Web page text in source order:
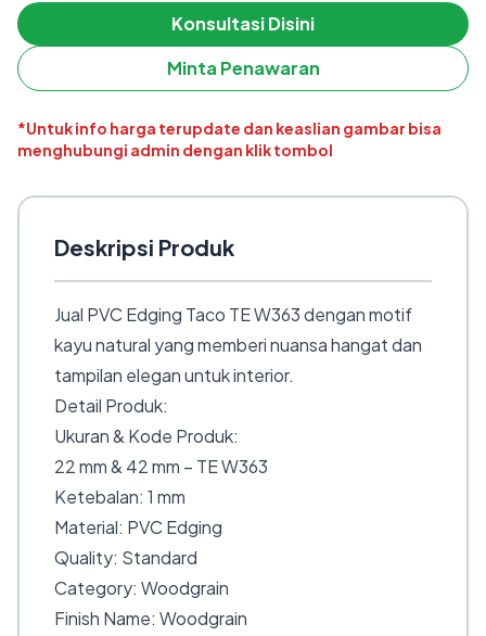
Konsultasi Disini
Minta Penawaran
*Untuk info harga terupdate dan keaslian gambar bisa
menghubungi admin dengan klik tombol
Deskripsi Produk
Jual PVC Edging Taco TE W363 dengan motif
kayu natural yang memberi nuansa hangat dan
tampilan elegan untuk interior.
Detail Produk:
Ukuran & Kode Produk:
22 mm & 42 mm – TE W363
Ketebalan: 1 mm
Material: PVC Edging
Quality: Standard
Category: Woodgrain
Finish Name: Woodgrain